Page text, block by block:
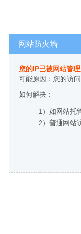
网站防火墙
您的IP已被网站管
可能原因：您的访
如何解决：
1）如网站托
2）普通网站